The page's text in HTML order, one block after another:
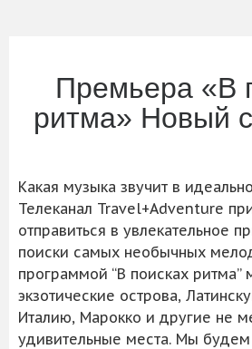
Премьера «В
ритма» Новый
Какая музыка звучит в
Телеканал Travel+Adventure
отправиться в увлекательное
поиски самых необычных
программой “В поисках ритма”
экзотические острова,
Италию, Марокко и другие не
удивительные места. Мы будем